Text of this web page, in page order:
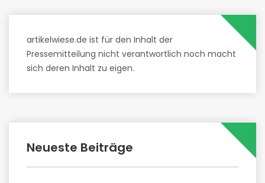
artikelwiese.de ist für den Inhalt der
Pressemitteilung nicht verantwortlich noch macht
sich deren Inhalt zu eigen.
Neueste Beiträge